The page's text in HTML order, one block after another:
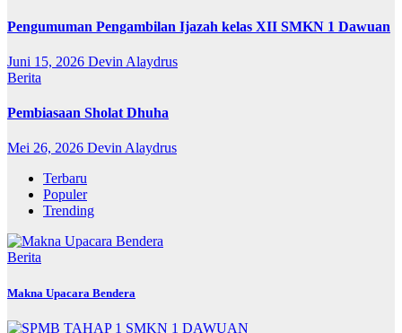
Pengumuman Pengambilan Ijazah kelas XII SMKN 1 Dawuan
Juni 15, 2026 Devin Alaydrus
Berita
Pembiasaan Sholat Dhuha
Mei 26, 2026 Devin Alaydrus
Terbaru
Populer
Trending
Berita
Makna Upacara Bendera